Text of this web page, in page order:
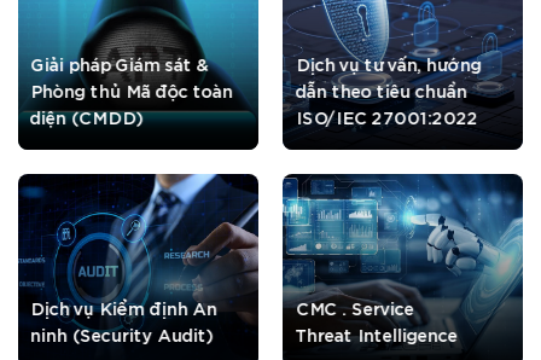
Giải pháp Giám sát &
Phòng thủ Mã độc toàn
diện (CMDD)
Dịch vụ Kiểm định An
ninh (Security Audit)
Dịch vụ tư vấn, hướng
dẫn theo tiêu chuẩn
ISO/IEC 27001:2022
CMC . Service
Threat Intelligence